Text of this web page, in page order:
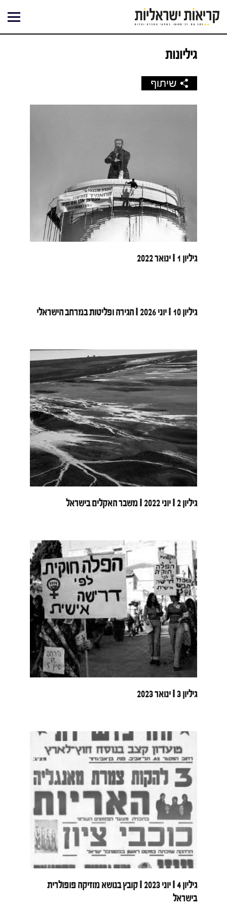
לתוכן
גיליונות
שיתוף
גיליון 1 I ינואר 2022
גיליון 10 I יוני 2026 I הגירה ופליטות במרחב הישראלי
גיליון 2 I יוני 2022 I משבר האקלים בישראל
גיליון 3 I ינואר 2023
גיליון 4 I יוני 2023 I קובץ בנושא מוזיקה פופולרית
בישראל